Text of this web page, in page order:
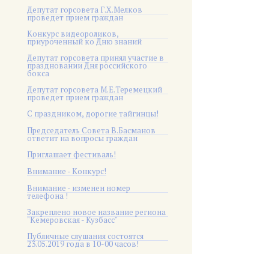
Депутат горсовета Г.Х.Мелков
проведет прием граждан
Конкурс видеороликов,
приуроченный ко Дню знаний
Депутат горсовета принял участие в
праздновании Дня российского
бокса
Депутат горсовета М.Е.Теремецкий
проведет прием граждан
С праздником, дорогие тайгинцы!
Председатель Совета В.Басманов
ответит на вопросы граждан
Приглашает фестиваль!
Внимание - Конкурс!
Внимание - изменен номер
телефона !
Закреплено новое название региона
"Кемеровская - Кузбасс"
Публичные слушания состоятся
23.05.2019 года в 10-00 часов!